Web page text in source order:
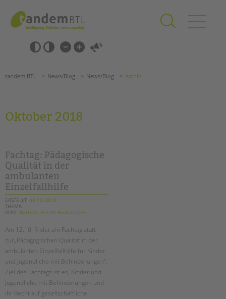
springen
Barrierefrei-
Einstellungen
überspringen
überspringen
Förderzentren
Kollegs
EFöB
Schulbezogene Sozialarbeit
Tagesgruppen
EINGLIEDERUNGSHILFE
BETREUTES WOHNEN
TANDEM BTL AKADEMIE
Suchen
tandem BTL News/Blog News/Blog Archiv
Oktober 2018
Fachtag: Pädagogische
Qualität in der
ambulanten
Einzelfallhilfe
ERSTELLT 08.10.2018
THEMA
VON
Barbara Brecht-Hadraschek
Am 12.10. findet ein Fachtag statt
zur„Pädagogischen Qualität in der
ambulanten Einzelfallhilfe für Kinder
und Jugendliche mit Behinderungen“.
Ziel des Fachtags ist es, Kinder und
Jugendliche mit Behinderungen und
ihr Recht auf gesellschaftliche